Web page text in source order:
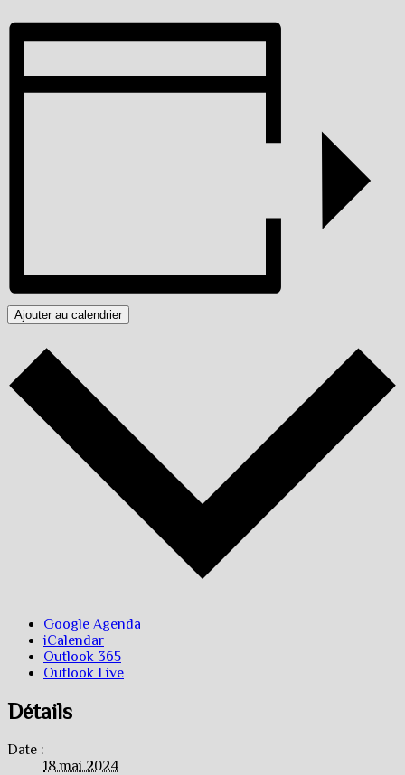
Ajouter au calendrier
Google Agenda
iCalendar
Outlook 365
Outlook Live
Détails
Date :
18 mai 2024